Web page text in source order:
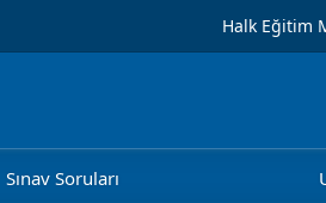
Halk Eğitim
Sınav Soruları